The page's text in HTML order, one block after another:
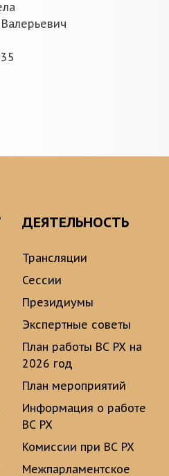
ДЕЯТЕЛЬНОСТЬ
Трансляции
Сессии
Президиумы
Экспертные советы
План работы ВС РХ на
2026 год
План мероприятий
Информация о работе
ВС РХ
Комиссии при ВС РХ
Межпарламентское